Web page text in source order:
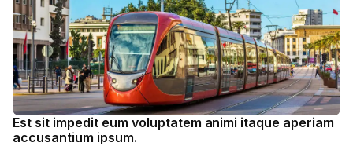
Est sit impedit eum voluptatem animi itaque aperiam
accusantium ipsum.